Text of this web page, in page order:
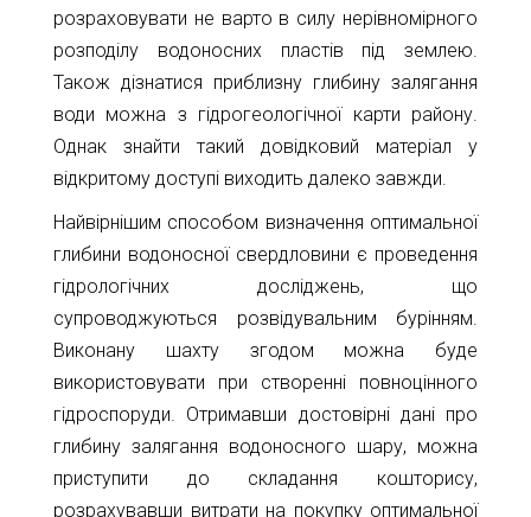
розраховувати не варто в силу нерівномірного
розподілу водоносних пластів під землею.
Також дізнатися приблизну глибину залягання
води можна з гідрогеологічної карти району.
Однак знайти такий довідковий матеріал у
відкритому доступі виходить далеко завжди.
Найвірнішим способом визначення оптимальної
глибини водоносної свердловини є проведення
гідрологічних досліджень, що
супроводжуються розвідувальним бурінням.
Виконану шахту згодом можна буде
використовувати при створенні повноцінного
гідроспоруди. Отримавши достовірні дані про
глибину залягання водоносного шару, можна
приступити до складання кошторису,
розрахувавши витрати на покупку оптимальної